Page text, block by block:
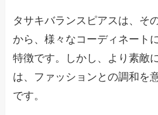
タサキバランスピアスは、そ
から、様々なコーディネート
特徴です。しかし、より素敵
は、ファッションとの調和を
です。